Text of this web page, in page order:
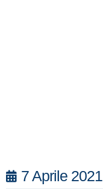
7 Aprile 2021